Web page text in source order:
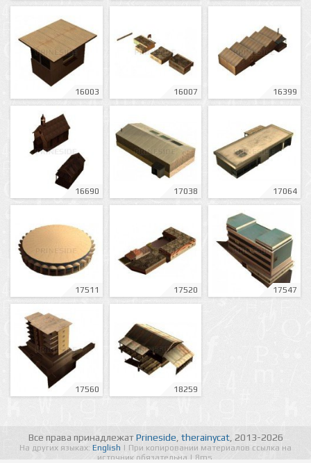
16003 16007 16399
16690 17038 17064
17511 17520 17547
17560 18259
Все права принадлежатPrineside therainycat, 2013-2026
На других языках: English | При копировании материалов ссылка на
источник обязательна | 8ms.